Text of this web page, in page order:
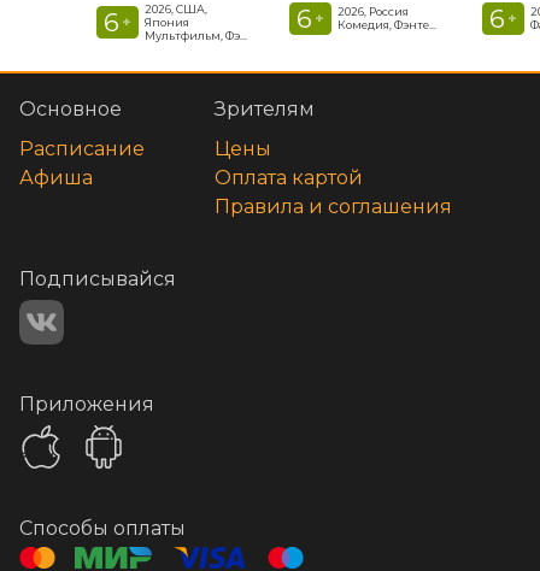
6 +
2026, США,
Япония
6 +
2026, Россия
Комедия, Фэнтези, Приключения
6 +
Основное
Расписание
Афиша
Зрителям
Цены
Оплата картой
Правила и соглашения
Подписывайся
Приложения
Способы оплаты